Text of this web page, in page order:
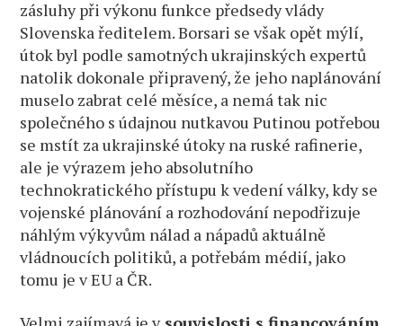
zásluhy při výkonu funkce předsedy vlády
Slovenska ředitelem. Borsari se však opět mýlí,
útok byl podle samotných ukrajinských expertů
natolik dokonale připravený, že jeho naplánování
muselo zabrat celé měsíce, a nemá tak nic
společného s údajnou nutkavou Putinou potřebou
se mstít za ukrajinské útoky na ruské rafinerie,
ale je výrazem jeho absolutního
technokratického přístupu k vedení války, kdy se
vojenské plánování a rozhodování nepodřizuje
náhlým výkyvům nálad a nápadů aktuálně
vládnoucích politiků, a potřebám médií, jako
tomu je v EU a ČR.